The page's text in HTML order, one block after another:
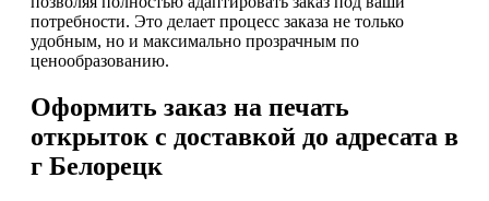
потребности. Это делает процесс заказа не только
удобным, но и максимально прозрачным по
ценообразованию.
Оформить заказ на печать
открыток с доставкой до адресата в
г Белорецк